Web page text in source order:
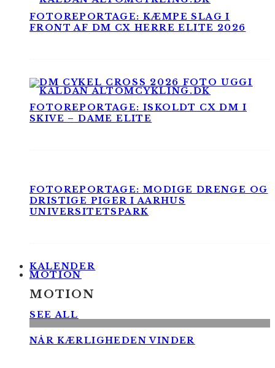
FOTOREPORTAGE: KÆMPE SLAG I
FRONT AF DM CX HERRE ELITE 2026
FOTOREPORTAGE: ISKOLDT CX DM I
SKIVE – DAME ELITE
FOTOREPORTAGE: MODIGE DRENGE OG
DRISTIGE PIGER I AARHUS
UNIVERSITETSPARK
KALENDER
MOTION
MOTION
SEE ALL
NÅR KÆRLIGHEDEN VINDER